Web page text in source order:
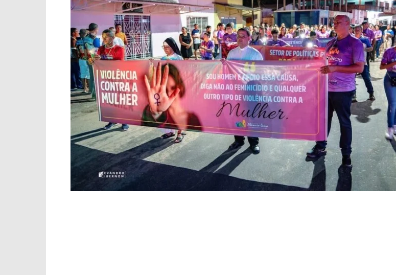
Foco